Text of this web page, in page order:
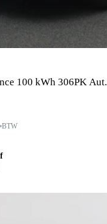
100 kWh 306PK Aut.
BTW